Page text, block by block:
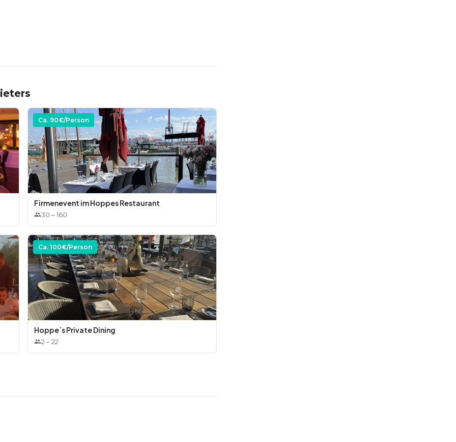
aus der Weinkarte)
Zwickel
Zitrone, Säfte und Saftschorlen
Espresso
Ca. 90€/Person
Firmenevent im Hoppes Restaurant
30 –160
Ca. 100€/Person
Hoppe´s Private Dining
2 –22